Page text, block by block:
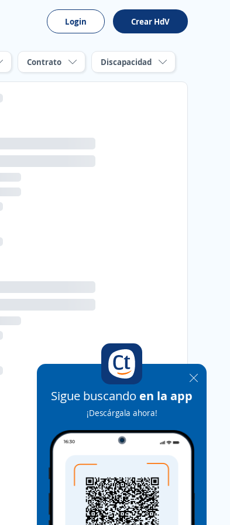
Login Crear HdV
Contrato Discapacidad
Sigue buscando en la app
¡Descárgala ahora!